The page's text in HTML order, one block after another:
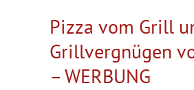
Pizza vom Grill
Grillvergnügen
– WERBUNG